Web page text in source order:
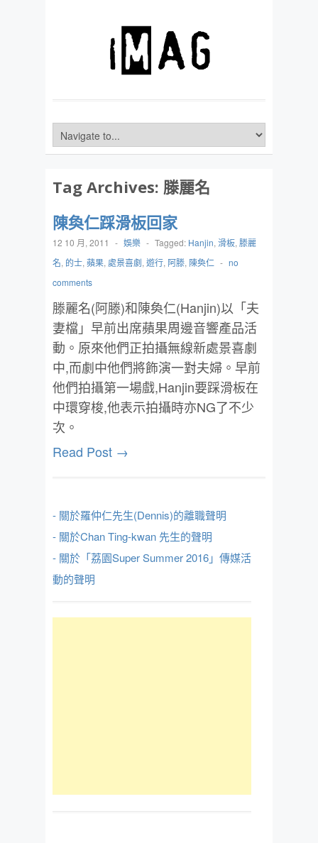
Tag Archives: 滕麗名
陳奐仁踩滑板回家
12 10 月, 2011 - 娛樂 - Tagged: Hanjin, 滑板, 滕麗
名, 的士, 蘋果, 處景喜劇, 遊行, 阿滕, 陳奐仁 - no
comments
滕麗名(阿滕)和陳奐仁(Hanjin)以「夫
妻檔」早前出席蘋果周邊音響產品活
動。原來他們正拍攝無線新處景喜劇
中,而劇中他們將飾演一對夫婦。早前
他們拍攝第一場戲,Hanjin要踩滑板在
中環穿梭,他表示拍攝時亦NG了不少
次。
Read Post →
- 關於羅仲仁先生(Dennis)的離職聲明
- 關於Chan Ting-kwan 先生的聲明
- 關於「荔園Super Summer 2016」傳媒活
動的聲明